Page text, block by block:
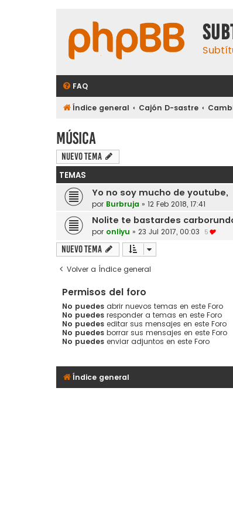
FAQ
Índice general Cajón D-sastre
Música
Nuevo Tema
TEMAS
Yo no soy mucho de youtube,
por Burbruja » 12 Feb 2018, 17:41
Nolite te bastardes
por onliyu » 23 Jul 2017, 00:03 5
Nuevo Tema
Volver a Índice general
Permisos del foro
No puedes abrir nuevos temas en este Foro
No puedes responder a temas en este Foro
No puedes editar sus mensajes en este Foro
No puedes borrar sus mensajes en este Foro
No puedes enviar adjuntos en este Foro
Índice general